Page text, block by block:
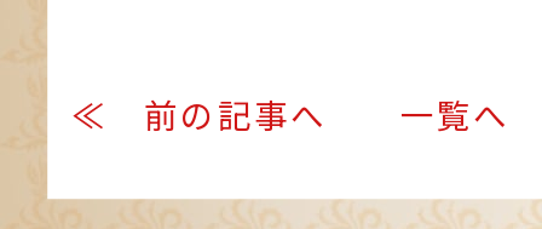
≪ 前の記事へ 一覧へ